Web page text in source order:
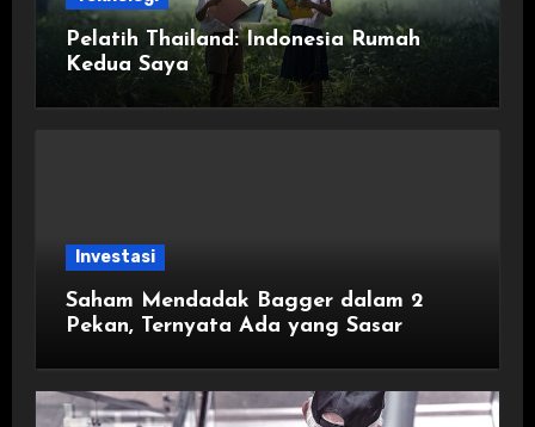
Pelatih Thailand: Indonesia Rumah
Kedua Saya
Investasi
Saham Mendadak Bagger dalam 2
Pekan, Ternyata Ada yang Sasar